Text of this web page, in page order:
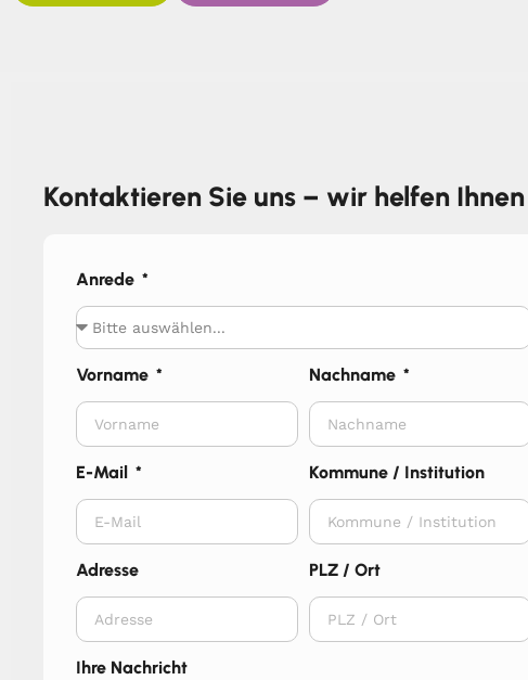
Kontaktieren Sie uns – wir helfen
Anrede
Vorname Nachname
E-Mail Kommune / Institution
Adresse PLZ / Ort
Ihre Nachricht